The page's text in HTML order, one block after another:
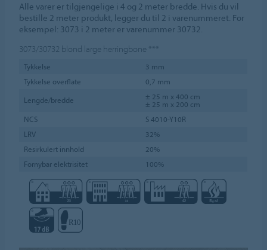
Alle varer er tilgjengelige i 4 og 2 meter bredde. Hvis du vil
bestille 2 meter produkt, legger du til 2 i varenummeret. For
eksempel: 3073 i 2 meter er varenummer 30732.
3073/30732 blond large herringbone
Tykkelse
3 mm
Tykkelse overflate
0,7 mm
Lengde/bredde
± 25 m x 400 cm
± 25 m x 200 cm
NCS
S 4010-Y10R
LRV
32%
Resirkulert innhold
20%
Fornybar elektrisitet
100%